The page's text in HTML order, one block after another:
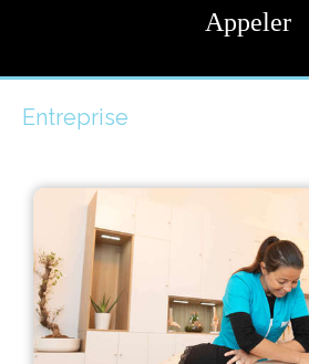
Appeler
Entreprise